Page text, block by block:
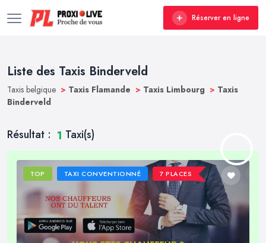
Réserver en ligne
Liste des Taxis Binderveld
Taxis belgique > Taxis Flamande > Taxis Limbourg > Taxis
Binderveld
Résultat : 1 Taxi(s)
TOP TAXI CONVENTIONNÉ 7 PLACES